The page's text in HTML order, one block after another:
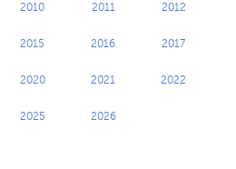
2010 2011 2012
2015 2016 2017
2020 2021 2022
2025 2026